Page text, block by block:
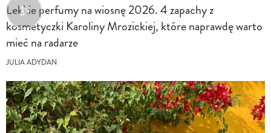
Lekkie perfumy na wiosnę 2026. 4 zapachy z
kosmetyczki Karoliny Mrozickiej, które naprawdę warto
mieć na radarze
JULIA ADYDAN